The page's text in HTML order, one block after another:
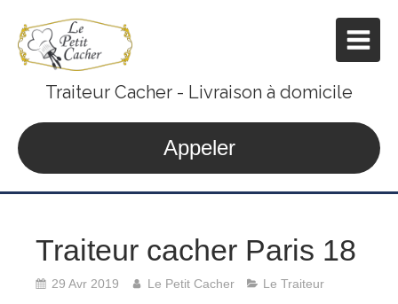
Traiteur Cacher - Livraison à domicile
Appeler
Traiteur cacher Paris 18
29 Avr 2019 Le Petit Cacher Le Traiteur